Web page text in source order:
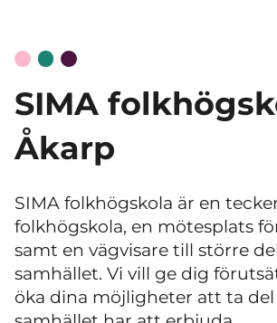
SIMA
Åkarp
SIMA folkhögskola är en
folkhögskola, en mötesplats
samt en vägvisare till större
samhället. Vi vill ge dig
öka dina möjligheter att ta del